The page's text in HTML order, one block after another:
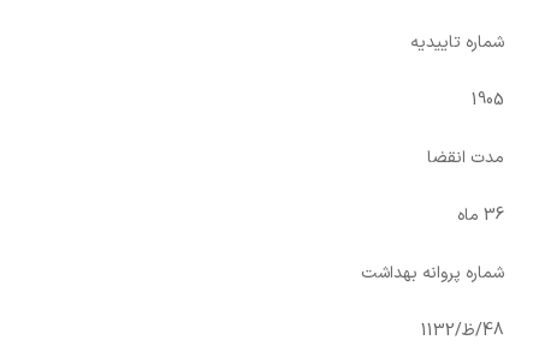
شماره تاییدیه
1905
مدت انقضا
36 ماه
شماره پروانه بهداشت
48/ظ/1132